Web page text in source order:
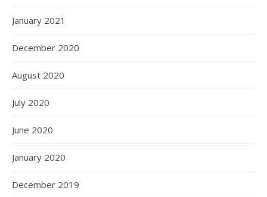
January 2021
December 2020
August 2020
July 2020
June 2020
January 2020
December 2019